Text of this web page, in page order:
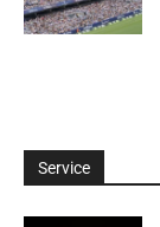
Service